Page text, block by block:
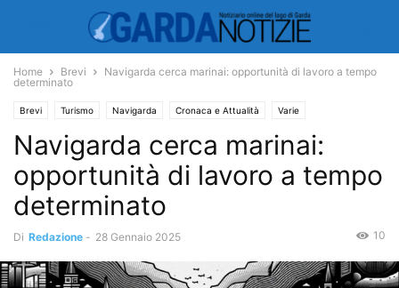
Home Brevi
Navigarda cerca marinai: opportunità di lavoro a tempo
determinato
Brevi Turismo Navigarda Cronaca e Attualità Varie
Navigarda cerca marinai:
opportunità di lavoro a tempo
determinato
Di Redazione - 28 Gennaio 2025 10